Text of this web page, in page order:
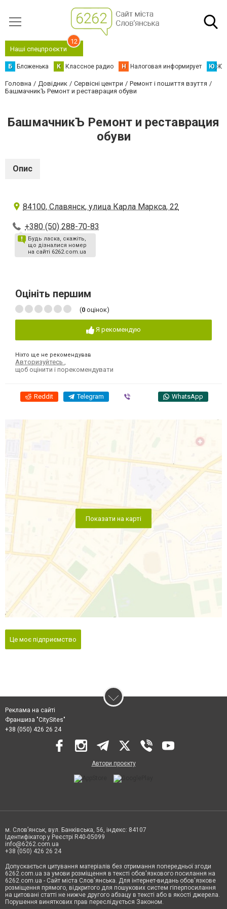
Наші спецпроєкти
12
Б Бложенька К Классное радио Н Налоговая информирует Ю
Головна Довідник Сервісні центри
Ремонт і пошиття взуття
БашмачникЪ Ремонт и реставрация обуви
БашмачникЪ Ремонт и реставрация
обуви
Опис
84100, Славянск, улица Карла Маркса, 22
+380 (50) 288-70-83
Будь ласка, скажіть,
що дізналися номер
на сайті 6262.com.ua
Оцініть першим
(0 оцінок)
Я рекомендую
Ніхто ще не рекомендував
Авторизуйтесь
щоб оцінити і порекомендувати
Reddit Telegram WhatsApp
Показати на карті
Це моє підприємство
Реклама на сайті
Франшиза "CitySites"
+38 (050) 426 26 24
Автори проєкту
м. Слов’янськ, вул. Банківська, 56, індекс: 84107
Ідентифікатор у Реєстрі R40-05099
info@6262.com.ua
+38 (050) 426 26 24
Допускається цитування матеріалів без отримання попередньої згоди
6262.com.ua за умови розміщення в тексті обов'язкового посилання на
6262.com.ua - Сайт міста Слов'янська. Для інтернет-видань обов'язкове
розміщення прямого, відкритого для пошукових систем гіперпосилання
на цитовані статті не нижче другого абзацу в тексті або в якості джерела.
Порушення виняткових прав переслідується Законом.